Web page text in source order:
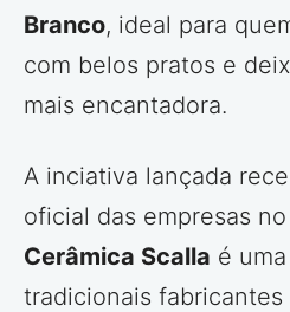
Branco, ideal para
com belos pratos e
mais encantadora.
A inciativa lançada
oficial das empresas
Cerâmica Scalla é
tradicionais